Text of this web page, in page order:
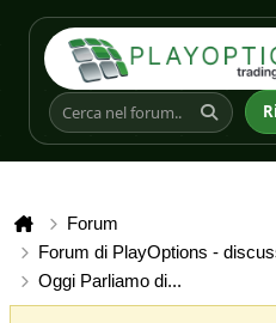
Forum
Forum di PlayOptions -
Oggi Parliamo di...